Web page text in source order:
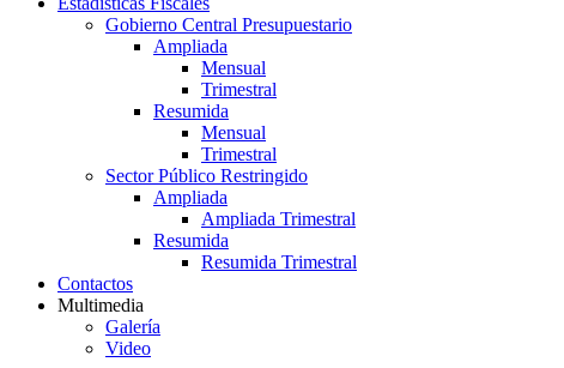
Gobierno Central Presupuestario
Ampliada
Mensual
Trimestral
Resumida
Mensual
Trimestral
Sector Público Restringido
Ampliada
Ampliada Trimestral
Resumida
Resumida Trimestral
Contactos
Multimedia
Galería
Video